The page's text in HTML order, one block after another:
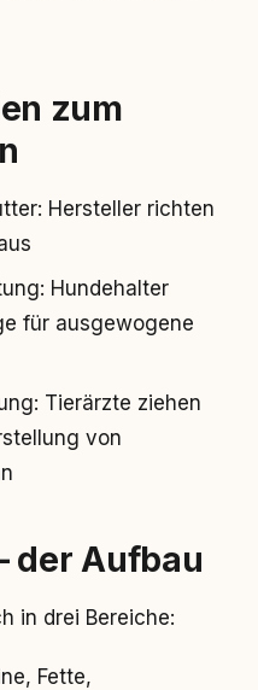
zum
Hersteller richten
Hundehalter
für ausgewogene
Tierärzte ziehen
von
der Aufbau
in drei Bereiche:
Fette,